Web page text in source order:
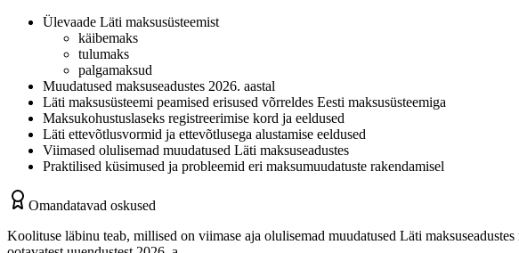
Ülevaade Läti maksusüsteemist
käibemaks
tulumaks
palgamaksud
Muudatused maksuseadustes 2026. aastal
Läti maksusüsteemi peamised erisused võrreldes Eesti maksusüsteemiga
Maksukohustuslaseks registreerimise kord ja eeldused
Läti ettevõtlusvormid ja ettevõtlusega alustamise eeldused
Viimased olulisemad muudatused Läti maksuseadustes
Praktilised küsimused ja probleemid eri maksumuudatuste rakendamisel
Omandatavad oskused
Koolituse läbinu teab, millised on viimase aja olulisemad muudatused Läti